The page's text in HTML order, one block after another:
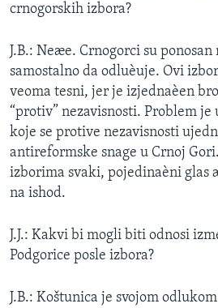
crnogorskih izbora?
J.B.: Neæe. Crnogorci su
samostalno da odluèuje. Ovi
veoma tesni, jer je izjednaèen
“protiv” nezavisnosti. Problem je
koje se protive nezavisnosti
antireformske snage u Crnoj
izborima svaki, pojedinaèni glas
na ishod.
J.J.: Kakvi bi mogli biti odnosi
Podgorice posle izbora?
J.B.: Koštunica je svojom